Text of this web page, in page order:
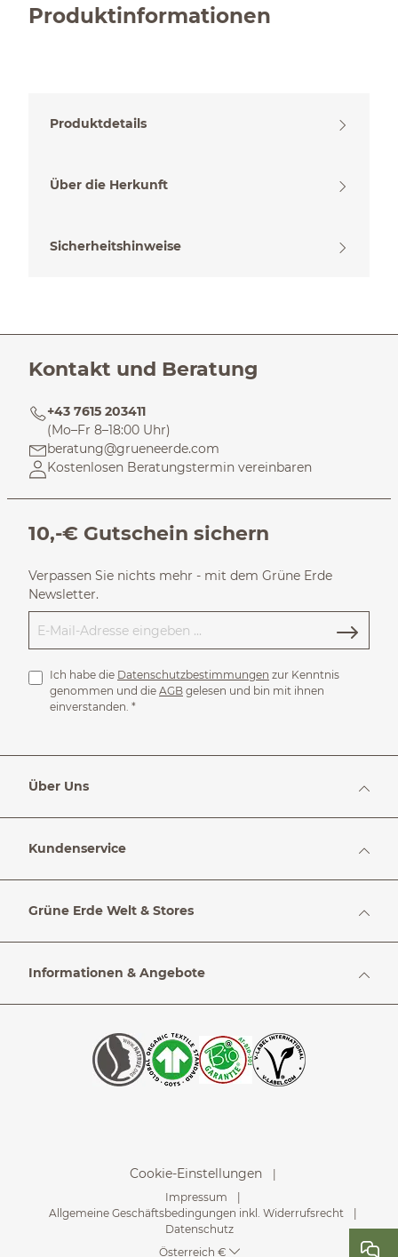
Produktinformationen
Produktdetails
Über die Herkunft
Sicherheitshinweise
Kontakt und Beratung
+43 7615 203411
(Mo–Fr 8–18:00 Uhr)
beratung@grueneerde.com
Kostenlosen Beratungstermin vereinbaren
10,-€ Gutschein sichern
Verpassen Sie nichts mehr - mit dem Grüne Erde
Newsletter.
Ich habe die Datenschutzbestimmungen zur Kenntnis
genommen und die AGB gelesen und bin mit ihnen
einverstanden. *
Über Uns
Kundenservice
Grüne Erde Welt & Stores
Informationen & Angebote
Cookie-Einstellungen
Impressum
Allgemeine Geschäftsbedingungen inkl. Widerrufsrecht
Datenschutz
Österreich €